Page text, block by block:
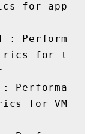
for app
: Perform
for t
: Performa
for VM